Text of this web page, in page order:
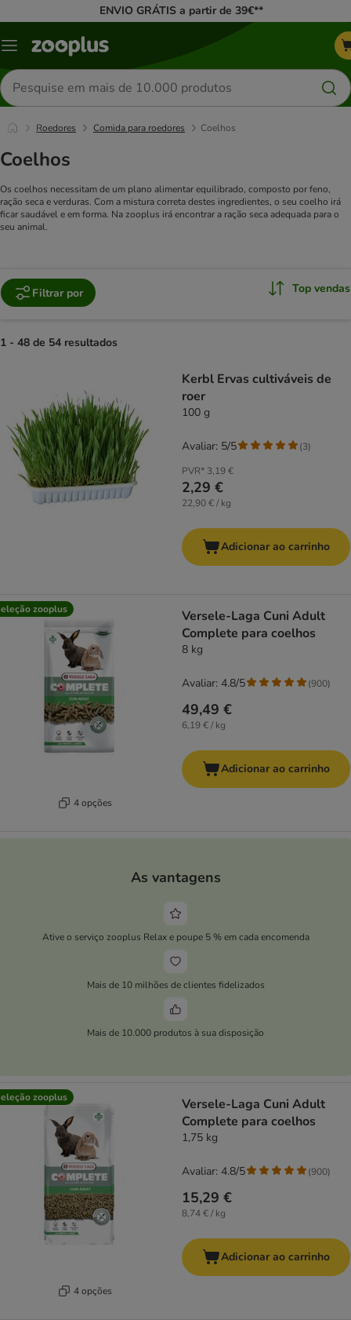
ENVIO GRÁTIS a partir de 39€**
Menu
Pesquisar
produtos
Roedores Comida para roedores Coelhos
Coelhos
Os coelhos necessitam de um plano alimentar equilibrado, composto por feno,
ração seca e verduras. Com a mistura correta destes ingredientes, o seu coelho irá
ficar saudável e em forma. Na zooplus irá encontrar a ração seca adequada para o
seu animal.
Filtrar por Top vendas
1 - 48 de 54 resultados
Kerbl Ervas cultiváveis de
roer
100 g
PVR* 3,19 €
2,29 €
22,90 € / kg
Avaliar: 5/5 (3)
Adicionar ao carrinho
zooplus
4 opções
Versele-Laga Cuni Adult
Complete para coelhos
8 kg
49,49 €
6,19 € / kg
Avaliar: 4.8/5 (900)
Adicionar ao carrinho
As vantagens
Ative o serviço zooplus Relax e poupe 5 % em cada encomenda
Mais de 10 milhões de clientes fidelizados
Mais de 10.000 produtos à sua disposição
zooplus
4 opções
Versele-Laga Cuni Adult
Complete para coelhos
1,75 kg
15,29 €
8,74 € / kg
Avaliar: 4.8/5 (900)
Adicionar ao carrinho